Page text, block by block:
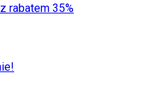
rabatem 35%